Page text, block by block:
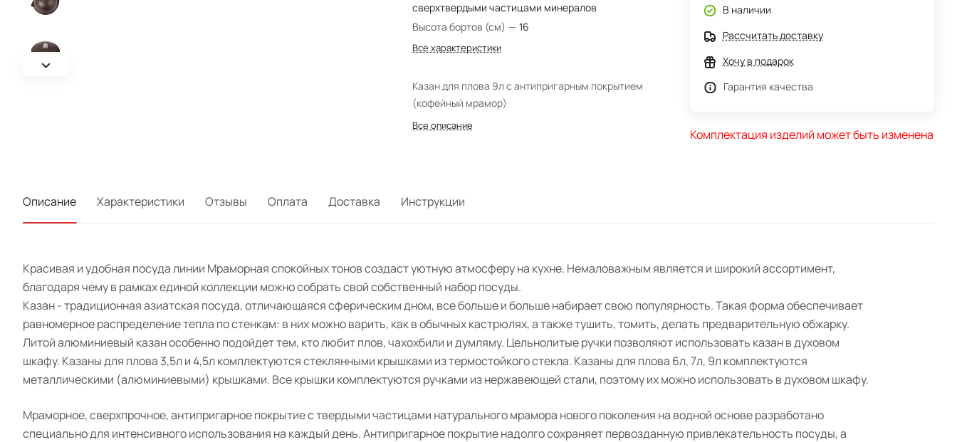
сверхтвердыми частицами минералов
Высота бортов (см) — 16
Все характеристики
Казан для плова 9л c антипригарным покрытием
(кофейный мрамор)
Все описание
В наличии
Рассчитать доставку
Хочу в подарок
Гарантия качества
Комплектация изделий может быть изменена
Описание Характеристики Отзывы Оплата Доставка Инструкции
Красивая и удобная посуда линии Мраморная спокойных тонов создаст уютную атмосферу на кухне. Немаловажным является и широкий ассортимент,
благодаря чему в рамках единой коллекции можно собрать свой собственный набор посуды.
Казан - традиционная азиатская посуда, отличающаяся сферическим дном, все больше и больше набирает свою популярность. Такая форма обеспечивает
равномерное распределение тепла по стенкам: в них можно варить, как в обычных кастрюлях, а также тушить, томить, делать предварительную обжарку.
Литой алюминиевый казан особенно подойдет тем, кто любит плов, чахохбили и думляму. Цельнолитые ручки позволяют использовать казан в духовом
шкафу. Казаны для плова 3,5л и 4,5л комплектуются стеклянными крышками из термостойкого стекла. Казаны для плова 6л, 7л, 9л комплектуются
металлическими (алюминиевыми) крышками. Все крышки комплектуются ручками из нержавеющей стали, поэтому их можно использовать в духовом шкафу.
Мраморное, сверхпрочное, антипригарное покрытие с твердыми частицами натурального мрамора нового поколения на водной основе разработано
специально для интенсивного использования на каждый день. Антипригарное покрытие надолго сохраняет первозданную привлекательность посуды, а